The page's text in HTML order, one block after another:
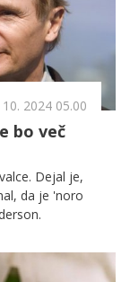
10. 2024 05.00
bo več
Dejal je,
da je 'noro